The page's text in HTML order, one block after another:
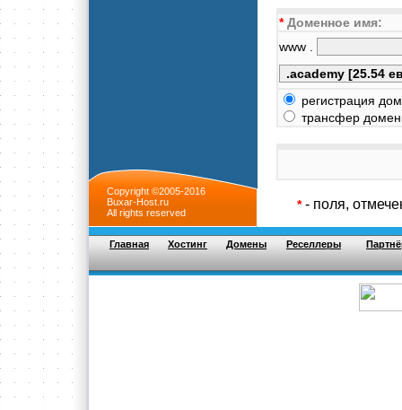
*Доменное имя:
www .
регистрация
трансфер
*- поля,
Copyright ©2005-2016
Buxar-Host.ru
All rights reserved
Главная Хостинг Домены Реселлеры